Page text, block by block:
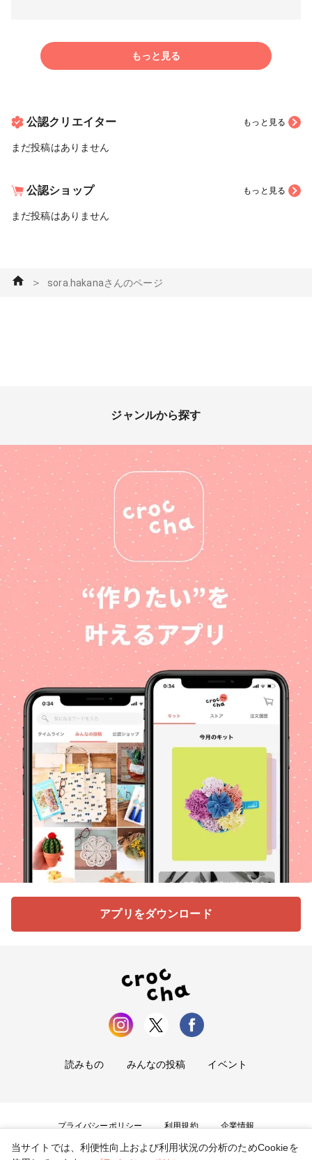
もっと見る
公認クリエイター もっと見る
まだ投稿はありません
公認ショップ もっと見る
まだ投稿はありません
＞ sora.hakanaさんのページ
ジャンルから探す
アプリをダウンロード
読みもの みんなの投稿 イベント
プライバシーポリシー 利用規約 企業情報
お問い合わせ
当サイトでは、利便性向上および利用状況の分析のためCookieを